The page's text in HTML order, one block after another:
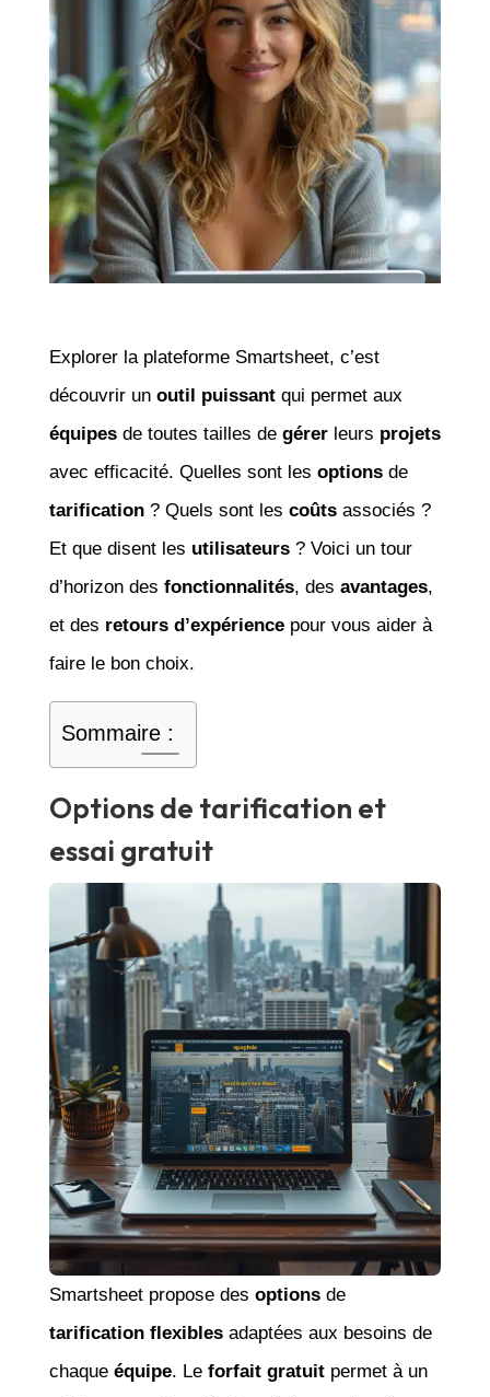
Explorer la plateforme Smartsheet, c’est
découvrir un outil puissantqui permet aux
équipesde toutes tailles de gérerleurs projets
avec efficacité. Quelles sont les optionsde
tarification? Quels sont les coûtsassociés ?
Et que disent les utilisateurs? Voici un tour
d’horizon des fonctionnalités, des avantages,
et des retours d’expériencepour vous aider à
faire le bon choix.
Sommaire :
Options de tarification et
essai gratuit
Smartsheet propose des optionsde
tarification flexiblesadaptées aux besoins de
chaque équipe. Le forfait gratuitpermet à un